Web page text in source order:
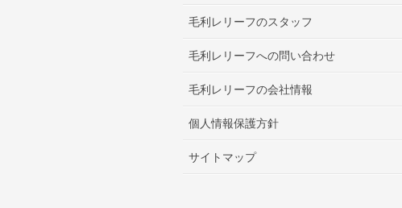
毛利レリーフのスタッフ
毛利レリーフへの問い合わせ
毛利レリーフの会社情報
個人情報保護方針
サイトマップ